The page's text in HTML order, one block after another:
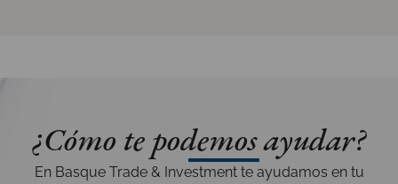
¿Cómo te podemos ayudar?
En Basque Trade & Investment te ayudamos en tu